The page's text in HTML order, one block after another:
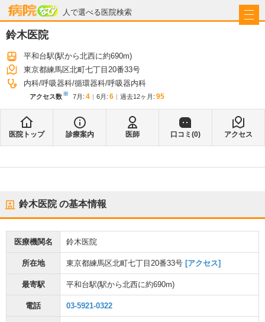
人で選べる医院検索
病院なび
鈴木医院
平和台駅(駅から北西に約690m)
東京都練馬区北町七丁目20番33号
内科 呼吸器科 循環器科 呼吸器内科
アクセス数※ 7月 : 4 6月 : 6 過去12ヶ月: 95
医院トップ 診療案内 医師 口コミ(0) アクセス
鈴木医院の基本情報
医療機関名 鈴木医院
所在地 東京都練馬区北町七丁目20番33号 [アクセス]
最寄駅 平和台駅(駅から北西に約690m)
電話 03-5921-0322